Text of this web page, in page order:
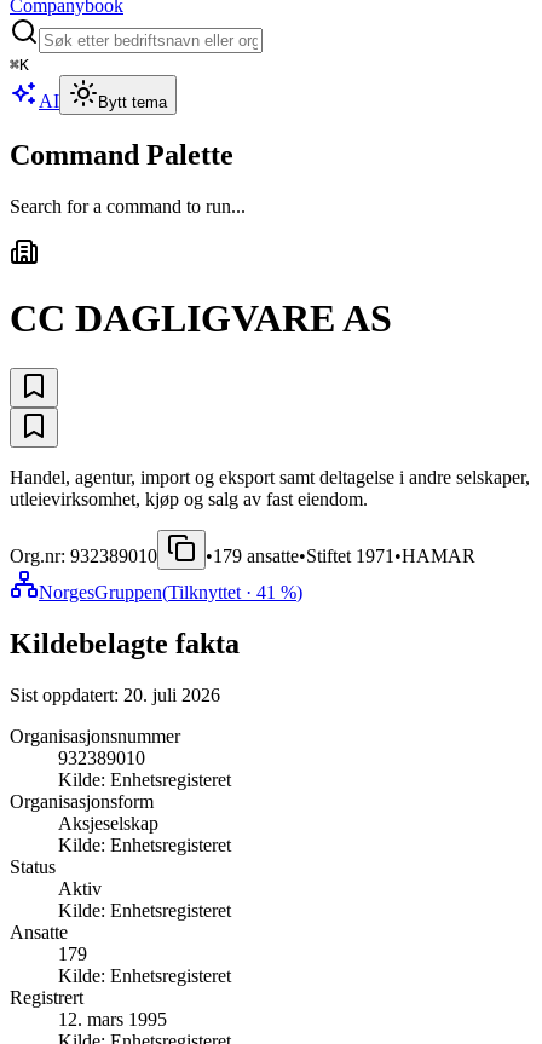
Companybook
⌘K
AI Bytt tema
Command Palette
Search for a command to run...
CC DAGLIGVARE AS
Handel, agentur, import og eksport samt deltagelse i andre selskaper,
utleievirksomhet, kjøp og salg av fast eiendom.
Org.nr: 932389010 •179 ansatte•Stiftet 1971 •HAMAR
NorgesGruppen(Tilknyttet · 41 %)
Kildebelagte fakta
Sist oppdatert: 20. juli 2026
Organisasjonsnummer
932389010
Kilde: Enhetsregisteret
Organisasjonsform
Aksjeselskap
Kilde: Enhetsregisteret
Status
Aktiv
Kilde: Enhetsregisteret
Ansatte
179
Kilde: Enhetsregisteret
Registrert
12. mars 1995